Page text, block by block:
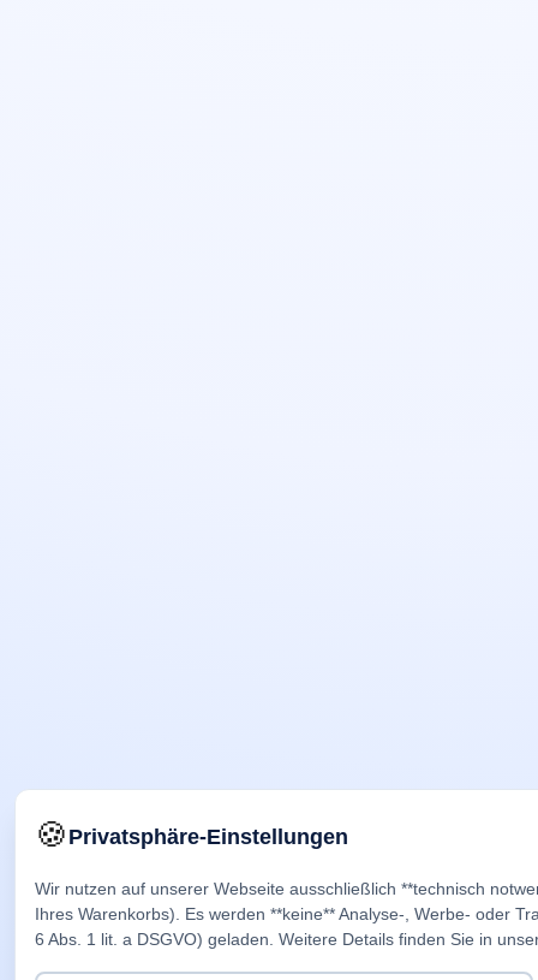
🍪Privatsphäre-Einstellungen
Wir nutzen auf unserer Webseite ausschließlich **technisch
Ihres Warenkorbs). Es werden **keine** Analyse-, Werbe- oder
6 Abs. 1 lit. a DSGVO) geladen. Weitere Details finden Sie in